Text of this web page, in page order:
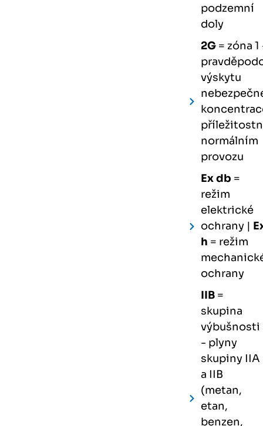
podzemní
doly
2G = zóna 1
výskytu
normálním
provozu
Ex db =
režim
elektrické
ochrany |
h = režim
ochrany
IIB =
skupina
výbušnosti
- plyny
skupiny IIA
a IIB
(metan,
etan,
benzen,